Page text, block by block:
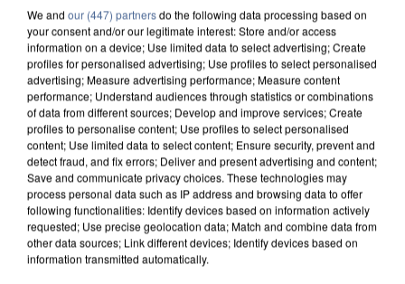
We and our (447) partnersdo the following data processing based on
your consent and/or our legitimate interest: Store and/or access
information on a device; Use limited data to select advertising; Create
profiles for personalised advertising; Use profiles to select personalised
advertising; Measure advertising performance; Measure content
performance; Understand audiences through statistics or combinations
of data from different sources; Develop and improve services; Create
profiles to personalise content; Use profiles to select personalised
content; Use limited data to select content; Ensure security, prevent and
detect fraud, and fix errors; Deliver and present advertising and content;
Save and communicate privacy choices. These technologies may
process personal data such as IP address and browsing data to offer
following functionalities: Identify devices based on information actively
requested; Use precise geolocation data; Match and combine data from
other data sources; Link different devices; Identify devices based on
information transmitted automatically.